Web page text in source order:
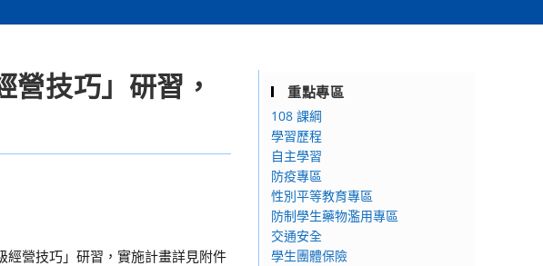
技巧」研習，
營技巧」研習，實施計畫詳見附件
重點專區
108 課綱
學習歷程
自主學習
防疫專區
性別平等教育專區
防制學生藥物濫用專區
交通安全
學生團體保險